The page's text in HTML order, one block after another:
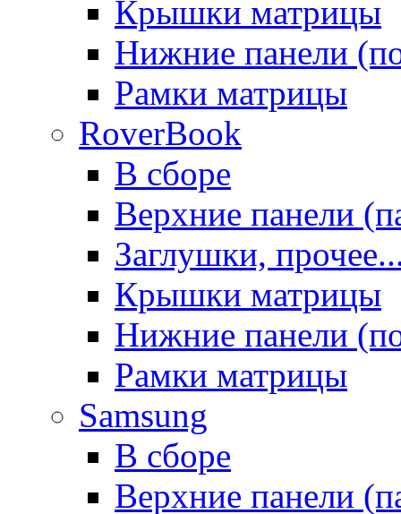
Крышки матрицы
Нижние панели
Рамки матрицы
RoverBook
В сборе
Верхние панели
Заглушки,
Крышки матрицы
Нижние панели
Рамки матрицы
Samsung
В сборе
Верхние панели